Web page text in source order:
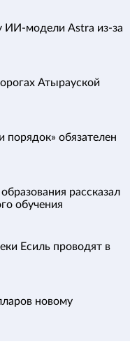
ИИ-модели Astra из-за
Атырауской
порядок» обязателен
рассказал
обучения
Есиль проводят в
новому